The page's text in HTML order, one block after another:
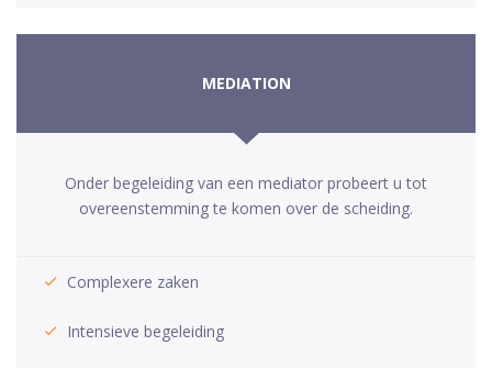
MEDIATION
Onder begeleiding van een mediator probeert u tot
overeenstemming te komen over de scheiding.
Complexere zaken
Intensieve begeleiding